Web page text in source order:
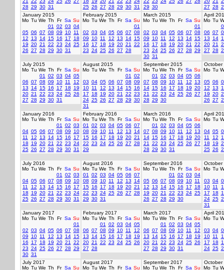
28 29 30 31
25 26 27 28 29 30 31
29 30
27 28
January 2015
Mo Tu We Th Fr Sa Su
01
02 03 04
05 06 07 08 09 10 11
12
13 14 15 16 17
18
19 20 21 22 23 24 25
26 27 28 29 30 31
February 2015
Mo Tu We Th Fr Sa Su
01
02 03 04 05 06 07 08
09
10 11 12 13 14 15
16
17 18 19 20 21
22
23 24 25 26 27 28
March 2015
Mo Tu We Th Fr Sa Su
01
02 03 04 05 06 07 08
09
10 11 12 13 14 15
16
17 18 19 20 21
22
23 24 25 26 27 28 29
30 31
April
Mo Tu
06 07
13
14
20 21
27 28
July 2015
Mo Tu We Th Fr Sa Su
01
02 03 04 05
06 07 08 09 10 11
12
13
14 15 16 17 18
19
20 21 22 23 24 25 26
27 28 29 30 31
August 2015
Mo Tu We Th Fr Sa Su
01
02
03 04 05 06 07 08 09
10 11 12 13 14 15 16
17
18 19 20 21 22 23
24 25 26 27 28 29 30
31
September 2015
Mo Tu We Th Fr Sa Su
01
02 03 04 05 06
07 08 09 10 11 12
13
14 15 16 17 18 19 20
21
22 23 24 25 26 27
28 29 30
October
Mo Tu
05 06
12
13
19 20
26 27
January 2016
Mo Tu We Th Fr Sa Su
01
02 03
04 05 06 07 08 09
10
11
12 13 14 15 16
17
18
19 20 21 22 23 24
25 26 27 28 29 30 31
February 2016
Mo Tu We Th Fr Sa Su
01
02 03 04 05 06 07
08 09 10 11 12 13
14
15 16 17 18 19 20 21
22 23 24 25 26 27 28
29
March 2016
Mo Tu We Th Fr Sa Su
01
02 03 04 05 06
07 08 09 10 11 12
13
14 15 16 17 18 19 20
21
22 23 24 25 26 27
28 29 30 31
April
Mo Tu
04 05
11
12
18
19
25 26
July 2016
Mo Tu We Th Fr Sa Su
01
02 03
04 05 06 07 08 09
10
11
12 13 14 15 16
17
18
19 20 21 22 23 24
25 26 27 28 29 30 31
August 2016
Mo Tu We Th Fr Sa Su
01
02 03 04 05 06 07
08 09 10 11 12 13
14
15 16 17 18 19 20 21
22 23 24 25 26 27 28
29 30 31
September 2016
Mo Tu We Th Fr Sa Su
01
02 03 04
05 06 07 08 09 10 11
12
13 14 15 16 17
18
19 20 21 22 23 24 25
26 27 28 29 30
October
Mo Tu
03 04
10 11
17
18
24 25
31
January 2017
Mo Tu We Th Fr Sa Su
01
02 03 04 05 06 07 08
09
10 11 12 13 14 15
16
17 18 19 20 21
22
23 24 25 26 27 28 29
30 31
February 2017
Mo Tu We Th Fr Sa Su
01
02 03 04 05
06 07 08 09 10 11
12
13
14 15 16 17 18
19
20 21 22 23 24 25 26
27 28
March 2017
Mo Tu We Th Fr Sa Su
01
02 03 04 05
06 07 08 09 10 11
12
13
14 15 16 17 18
19
20 21 22 23 24 25 26
27 28 29 30 31
April
Mo Tu
03 04
10 11
17
18
24 25
July 2017
Mo Tu We Th Fr Sa Su
August 2017
Mo Tu We Th Fr Sa Su
September 2017
Mo Tu We Th Fr Sa Su
October
Mo Tu